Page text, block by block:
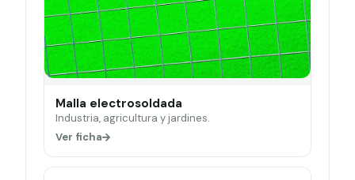
Malla electrosoldada
Industria, agricultura y jardines.
Ver ficha